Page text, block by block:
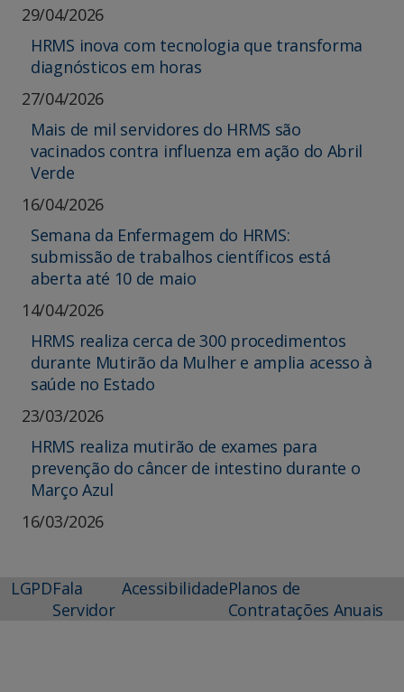
29/04/2026
HRMS inova com tecnologia que transforma
diagnósticos em horas
27/04/2026
Mais de mil servidores do HRMS são
vacinados contra influenza em ação do Abril
Verde
16/04/2026
Semana da Enfermagem do HRMS:
submissão de trabalhos científicos está
aberta até 10 de maio
14/04/2026
HRMS realiza cerca de 300 procedimentos
durante Mutirão da Mulher e amplia acesso à
saúde no Estado
23/03/2026
HRMS realiza mutirão de exames para
prevenção do câncer de intestino durante o
Março Azul
16/03/2026
LGPDFala
Servidor
AcessibilidadePlanos de
Contratações Anuais